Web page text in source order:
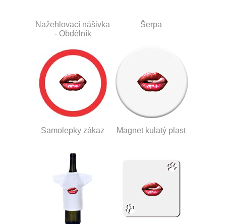
Nažehlovací nášivka
- Obdélník
Šerpa
Samolepky zákaz Magnet kulatý plast